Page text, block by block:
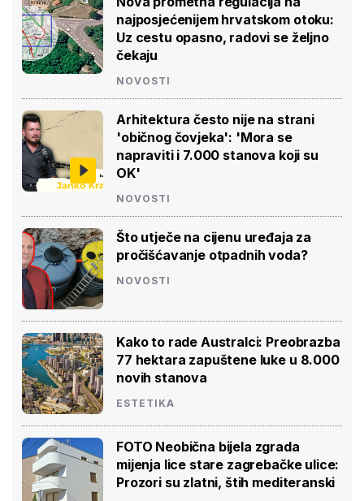
najposjećenijem hrvatskom otoku:
Uz cestu opasno, radovi se željno
čekaju
NOVOSTI
Arhitektura često nije na strani
'običnog čovjeka': 'Mora se
napraviti i 7.000 stanova koji su
OK'
NOVOSTI
Što utječe na cijenu uređaja za
pročišćavanje otpadnih voda?
NOVOSTI
Kako to rade Australci: Preobrazba
77 hektara zapuštene luke u 8.000
novih stanova
ESTETIKA
FOTO Neobična bijela zgrada
mijenja lice stare zagrebačke ulice:
Prozori su zlatni, štih mediteranski